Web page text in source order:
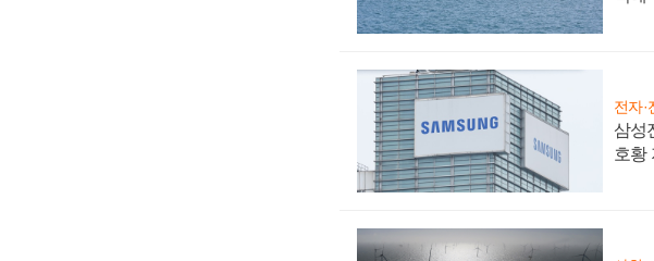
전자·
삼성
호황